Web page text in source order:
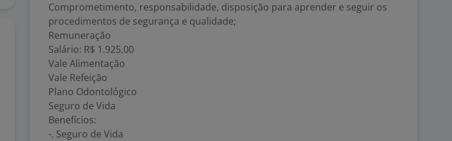
Comprometimento, responsabilidade, disposição para aprender e seguir os
procedimentos de segurança e qualidade;
Remuneração
Salário: R$ 1.925,00
Vale Alimentação
Vale Refeição
Plano Odontológico
Seguro de Vida
Benefícios:
-. Seguro de Vida